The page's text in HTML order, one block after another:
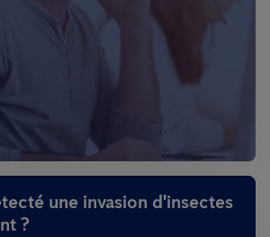
une invasion d'insectes
?